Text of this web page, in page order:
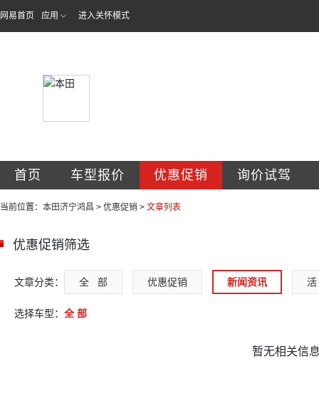
网易首页 应用 进入关怀模式
首页 车型报价 优惠促销 询价试驾
当前位置： 本田济宁鸿昌 > 优惠促销 > 文章列表
优惠促销筛选
文章分类： 全   部 优惠促销 新闻资讯 活
选择车型： 全 部
暂无相关信